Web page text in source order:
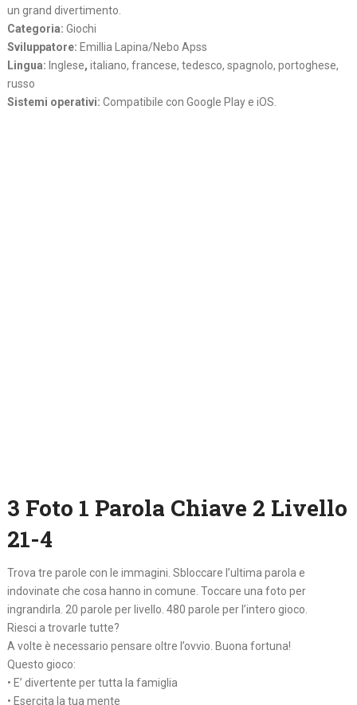
un grand divertimento.
Categoria: Giochi
Sviluppatore: Emillia Lapina/Nebo Apss
Lingua: Inglese, italiano, francese, tedesco, spagnolo, portoghese,
russo
Sistemi operativi: Compatibile con Google Play e iOS.
3 Foto 1 Parola Chiave 2 Livello
21-4
Trova tre parole con le immagini. Sbloccare l’ultima parola e
indovinate che cosa hanno in comune. Toccare una foto per
ingrandirla. 20 parole per livello. 480 parole per l’intero gioco.
Riesci a trovarle tutte?
A volte è necessario pensare oltre l’ovvio. Buona fortuna!
Questo gioco:
• E’ divertente per tutta la famiglia
• Esercita la tua mente